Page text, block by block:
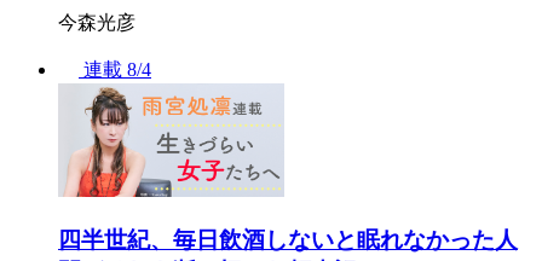
今森光彦
連載 8/4
四半世紀、毎日飲酒しないと眠れなかった人